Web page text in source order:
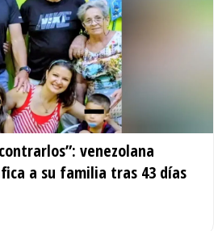
venezolana
a su familia tras 43 días